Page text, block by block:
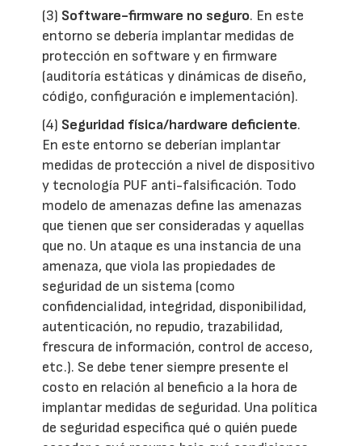
(3) Software-firmware no seguro. En este
entorno se debería implantar medidas de
protección en software y en firmware
(auditoría estáticas y dinámicas de diseño,
código, configuración e implementación).
(4) Seguridad física/hardware deficiente.
En este entorno se deberían implantar
medidas de protección a nivel de dispositivo
y tecnología PUF anti-falsificación. Todo
modelo de amenazas define las amenazas
que tienen que ser consideradas y aquellas
que no. Un ataque es una instancia de una
amenaza, que viola las propiedades de
seguridad de un sistema (como
confidencialidad, integridad, disponibilidad,
autenticación, no repudio, trazabilidad,
frescura de información, control de acceso,
etc.). Se debe tener siempre presente el
costo en relación al beneficio a la hora de
implantar medidas de seguridad. Una política
de seguridad especifica qué o quién puede